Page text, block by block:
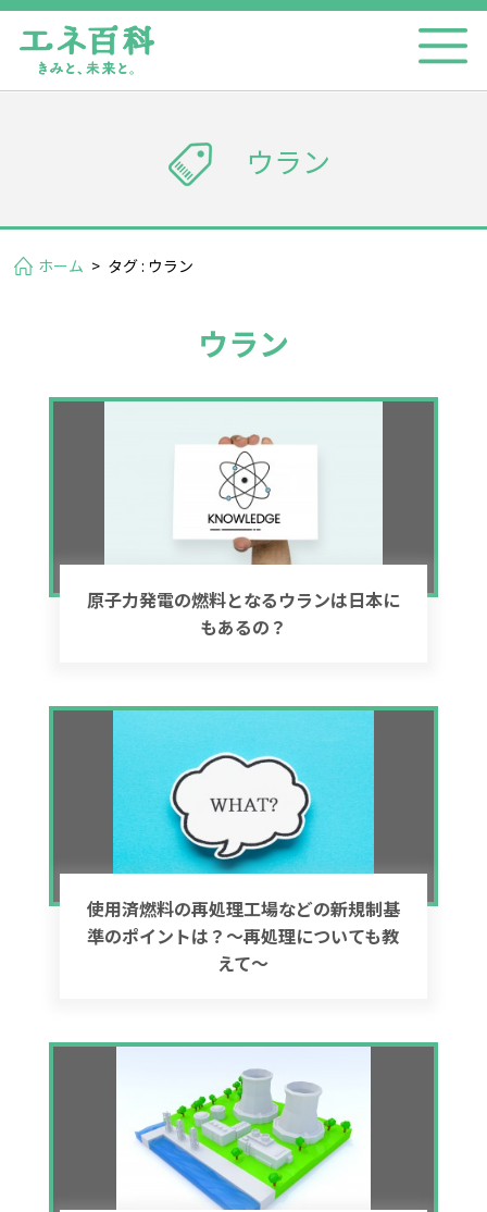
ウラン
ホーム > タグ : ウラン
ウラン
原子力発電の燃料となるウランは日本に
もあるの？
使用済燃料の再処理工場などの新規制基
準のポイントは？～再処理についても教
えて～